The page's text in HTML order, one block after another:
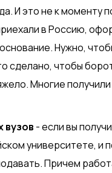
И это не к моменту
в Россию,
Нужно,
сделано, чтобы
Многие
вузов - если вы
университете, и
Причем